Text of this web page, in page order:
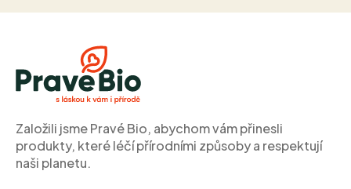
Založili jsme Pravé Bio, abychom vám přinesli
produkty, které léčí přírodními způsoby a respektují
naši planetu.